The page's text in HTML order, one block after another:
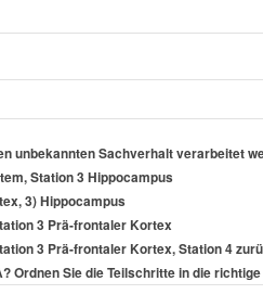
unbekannten Sachverhalt verarbeitet
Station 3 Hippocampus
3) Hippocampus
3 Prä-frontaler Kortex
3 Prä-frontaler Kortex, Station 4
Ordnen Sie die Teilschritte in die